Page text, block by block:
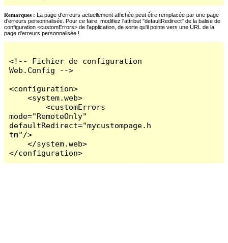
Remarques : La page d'erreurs actuellement affichée peut être remplacée par une page
d'erreurs personnalisée. Pour ce faire, modifiez l'attribut "defaultRedirect" de la balise de
configuration <customErrors> de l'application, de sorte qu'il pointe vers une URL de la
page d'erreurs personnalisée !
<!-- Fichier de configuration
Web.Config -->
<configuration>
    <system.web>
        <customErrors
mode="RemoteOnly"
defaultRedirect="mycustompage.h
tm"/>
    </system.web>
</configuration>